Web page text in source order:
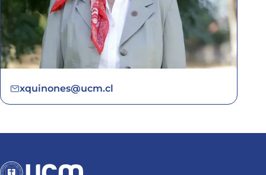
xquinones@ucm.cl